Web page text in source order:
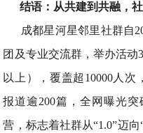
结语：从共建到共融，
成都星河星邻里社群自
团及专业交流群，举办活动
以上），覆盖超10000人
报道逾200篇，全网曝光
营，标志着社群从“1.0”迈